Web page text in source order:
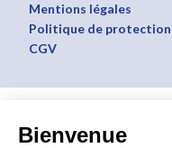
Bienvenue
Mentions légales
Politique de protection
CGV